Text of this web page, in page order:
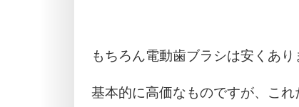
もちろん電動歯ブラシは安くあり
基本的に高価なものですが、こ